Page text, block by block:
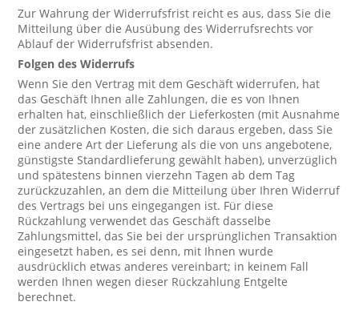
Zur Wahrung der Widerrufsfrist reicht es aus, dass Sie die
Mitteilung über die Ausübung des Widerrufsrechts vor
Ablauf der Widerrufsfrist absenden.
Folgen des Widerrufs
Wenn Sie den Vertrag mit dem Geschäft widerrufen, hat
das Geschäft Ihnen alle Zahlungen, die es von Ihnen
erhalten hat, einschließlich der Lieferkosten (mit Ausnahme
der zusätzlichen Kosten, die sich daraus ergeben, dass Sie
eine andere Art der Lieferung als die von uns angebotene,
günstigste Standardlieferung gewählt haben), unverzüglich
und spätestens binnen vierzehn Tagen ab dem Tag
zurückzuzahlen, an dem die Mitteilung über Ihren Widerruf
des Vertrags bei uns eingegangen ist. Für diese
Rückzahlung verwendet das Geschäft dasselbe
Zahlungsmittel, das Sie bei der ursprünglichen Transaktion
eingesetzt haben, es sei denn, mit Ihnen wurde
ausdrücklich etwas anderes vereinbart; in keinem Fall
werden Ihnen wegen dieser Rückzahlung Entgelte
berechnet.